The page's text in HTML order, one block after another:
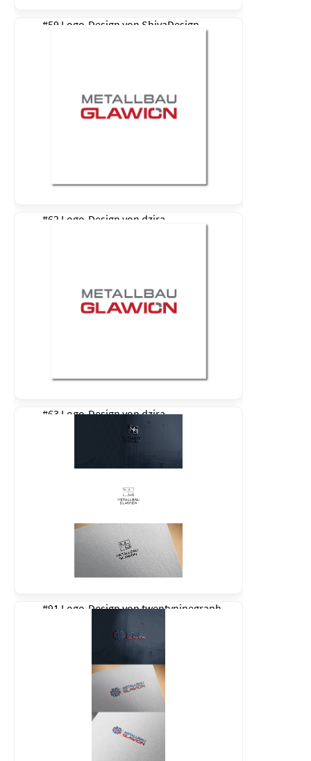
#59 Logo-Design von ShivaDesign
#62 Logo-Design von dzira
#63 Logo-Design vondzira
#91 Logo-Design vontwentyninegraph